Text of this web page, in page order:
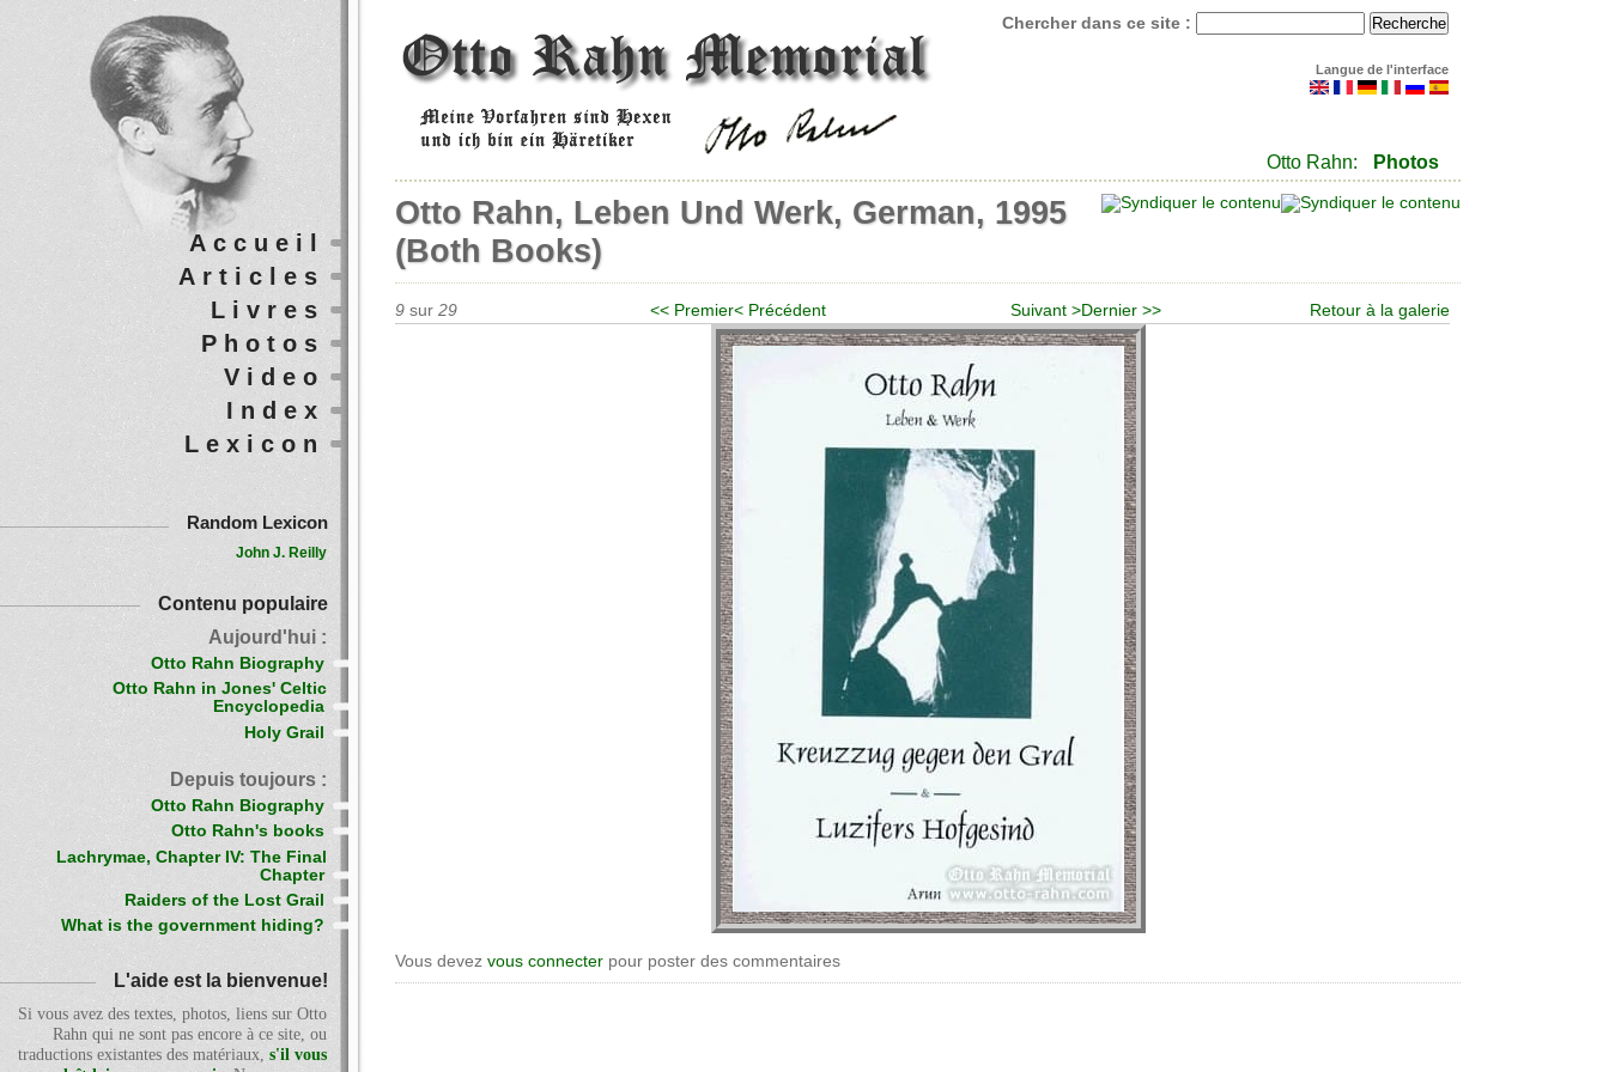
Chercher dans ce site :
Langue de l'interface
Otto Rahn: Photos
Otto Rahn, Leben Und Werk, German, 1995
(both Books)
9 sur 29 << Premier< Précédent Suivant >Dernier >> Retour à la galerie
Vous devez vous connecter pour poster des commentaires
Accueil
Articles
Livres
Photos
Video
Index
Lexicon
Random Lexicon
John J. Reilly
Contenu populaire
Aujourd'hui :
Otto Rahn Biography
Otto Rahn in Jones' Celtic
Encyclopedia
Holy Grail
Depuis toujours :
Otto Rahn Biography
Otto Rahn's books
Lachrymae, Chapter IV: The Final
Chapter
Raiders of the Lost Grail
What is the government hiding?
L'aide est la bienvenue!
Si vous avez des textes, photos, liens sur Otto
Rahn qui ne sont pas encore à ce site, ou
traductions existantes des matériaux, s'il vous